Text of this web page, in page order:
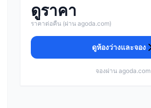
ดูราคา
ราคาต่อคืน (ผ่าน agoda.com)
ดูห้องว่างและจอง
จองผ่าน agoda.com